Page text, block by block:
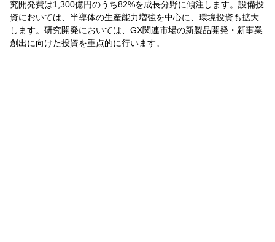
究開発費は1,300億円のうち82%を成長分野に傾注します。設備投
資においては、半導体の生産能力増強を中心に、環境投資も拡大
します。研究開発においては、GX関連市場の新製品開発・新事業
創出に向けた投資を重点的に行います。